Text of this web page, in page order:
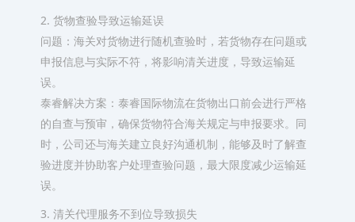
2. 货物查验导致运输延误
问题：海关对货物进行随机查验时，若货物存在问题或
申报信息与实际不符，将影响清关进度，导致运输延
误。
泰睿解决方案：泰睿国际物流在货物出口前会进行严格
的自查与预审，确保货物符合海关规定与申报要求。同
时，公司还与海关建立良好沟通机制，能够及时了解查
验进度并协助客户处理查验问题，最大限度减少运输延
误。
3. 清关代理服务不到位导致损失